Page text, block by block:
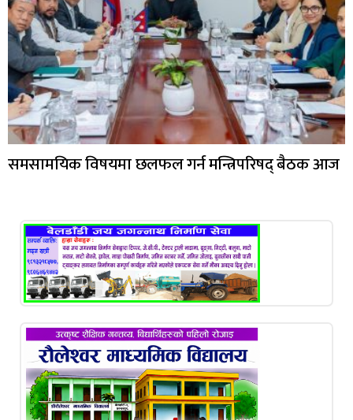
समसामयिक विषयमा छलफल गर्न मन्त्रिपरिषद् बैठक आज